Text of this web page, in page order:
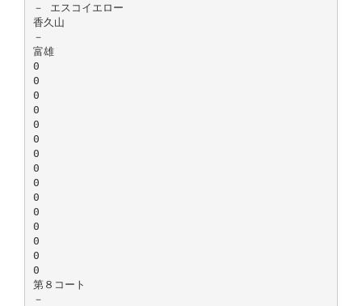
－ エスコイエロー
香久山
－
富雄
0
0
0
0
0
0
0
0
0
0
0
0
0
0
0
第８コート
－